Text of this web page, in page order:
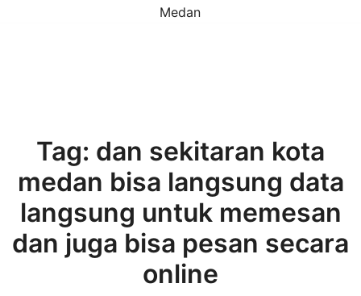
Medan
Tag: dan sekitaran kota
medan bisa langsung data
langsung untuk memesan
dan juga bisa pesan secara
online